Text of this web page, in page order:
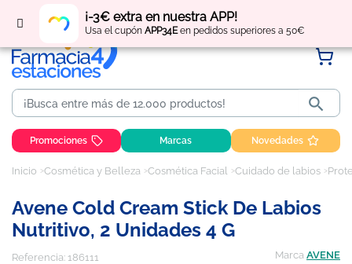
¡-3€ extra en nuestra APP!
Usa el cupón APP34Een pedidos superiores a 50€
Regístratey obtén puntos por tus compras

Promociones Marcas Novedades
Inicio Cosmética y Belleza Cosmética Facial Cuidado de labios
Avene Cold Cream Stick De Labios
Nutritivo, 2 Unidades 4 G
Referencia: 186111 Marca AVENE